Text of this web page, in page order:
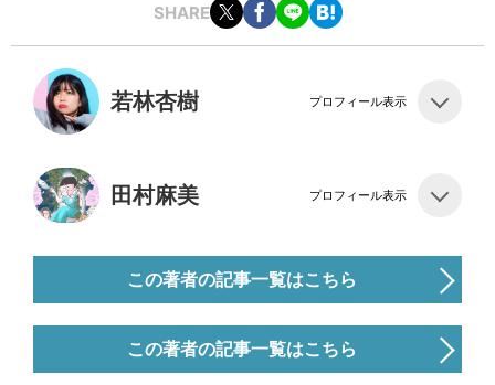
SHARE
若林杏樹 プロフィール表示
田村麻美 プロフィール表示
この著者の記事一覧はこちら
この著者の記事一覧はこちら